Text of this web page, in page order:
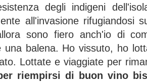
degli indigeni
all'invasione rifugiandosi
sono fiero anch'io di
una balena. Ho vissuto, ho
Lottate e viaggiate per
riempirsi di buon vino